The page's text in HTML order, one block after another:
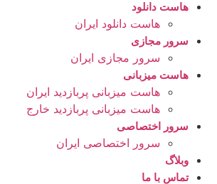
هاست دانلود
هاست دانلود ایران
سرور مجازی
سرور مجازی ایران
هاست میزبانی
هاست میزبانی پربازدید ایران
هاست میزبانی پربازدید خارج
سرور اختصاصی
سرور اختصاصی ایران
وبلاگ
تماس با ما